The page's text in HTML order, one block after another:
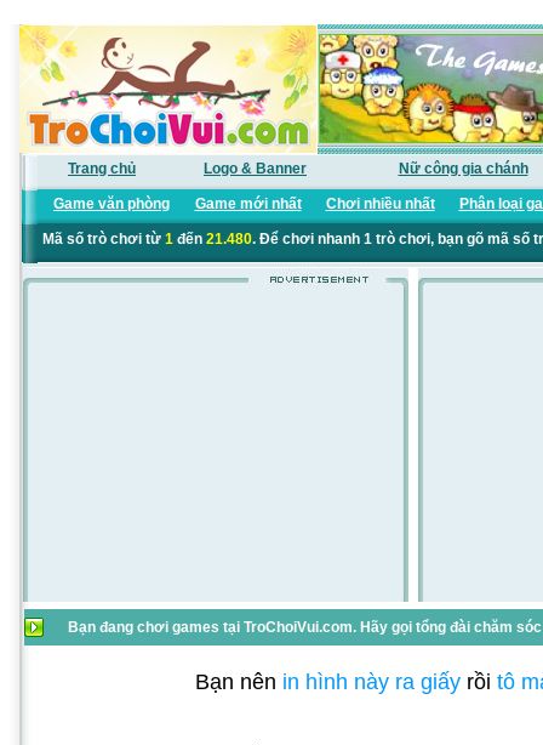
Trang chủ Logo & Banner Nữ công gia chánh
Game văn phòng Game mới nhất Chơi nhiều nhất Phân loại
Mã số trò chơi từ 1đến 21.480. Để chơi nhanh 1 trò chơi, bạn gõ mã số
Bạn đang chơi games tại TroChoiVui.com. Hãy gọi tổng đài chăm
Bạn nên in hình này ra giấyrồi tô